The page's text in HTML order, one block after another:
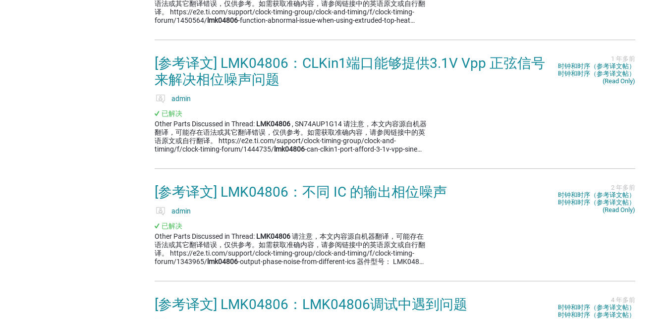
语法或其它翻译错误，仅供参考。如需获取准确内容，请参阅链接中的英语原文或自行翻
译。 https://e2e.ti.com/support/clock-timing-group/clock-and-timing/f/clock-timing-
forum/1450564/ lmk04806-function-abnormal-issue-when-using-extruded-top-heat…
[参考译文] LMK04806：CLKin1端口能够提供3.1V Vpp 正弦信号
来解决相位噪声问题
admin
已解决
Other Parts Discussed in Thread: LMK04806 , SN74AUP1G14 请注意，本文内容源自机器
翻译，可能存在语法或其它翻译错误，仅供参考。如需获取准确内容，请参阅链接中的英
语原文或自行翻译。 https://e2e.ti.com/support/clock-timing-group/clock-and-
timing/f/clock-timing-forum/1444735/ lmk04806-can-clkin1-port-afford-3-1v-vpp-sine…
1 年多前
时钟和时序（参考译文帖）
时钟和时序（参考译文帖）
(Read Only)
[参考译文] LMK04806：不同 IC 的输出相位噪声
admin
已解决
Other Parts Discussed in Thread: LMK04806请注意，本文内容源自机器翻译，可能存在
语法或其它翻译错误，仅供参考。如需获取准确内容，请参阅链接中的英语原文或自行翻
译。 https://e2e.ti.com/support/clock-timing-group/clock-and-timing/f/clock-timing-
forum/1343965/ lmk04806-output-phase-noise-from-different-ics 器件型号： LMK048…
2 年多前
时钟和时序（参考译文帖）
时钟和时序（参考译文帖）
(Read Only)
[参考译文] LMK04806：LMK04806调试中遇到问题
4 年多前
时钟和时序（参考译文帖）
时钟和时序（参考译文帖）